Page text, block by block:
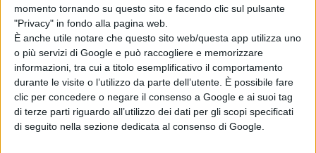
momento tornando su questo sito e facendo clic sul pulsante
"Privacy" in fondo alla pagina web.
È anche utile notare che questo sito web/questa app utilizza uno
o più servizi di Google e può raccogliere e memorizzare
informazioni, tra cui a titolo esemplificativo il comportamento
durante le visite o l’utilizzo da parte dell’utente. È possibile fare
clic per concedere o negare il consenso a Google e ai suoi tag
di terze parti riguardo all’utilizzo dei dati per gli scopi specificati
di seguito nella sezione dedicata al consenso di Google.
campo riescono a dare davvero il massimo. Il portiere, in
primis, visto che Fiorillo, nel pieno della maturità,
sembra aver trovato le giuste condizioni e il perfetto
feeling con l’ambiente pescarese, arrivando a giurare
fedeltà eterna alla casacca. La difesa vede sugli scudi
un Gravillon di categoria superiore, in queste ultime